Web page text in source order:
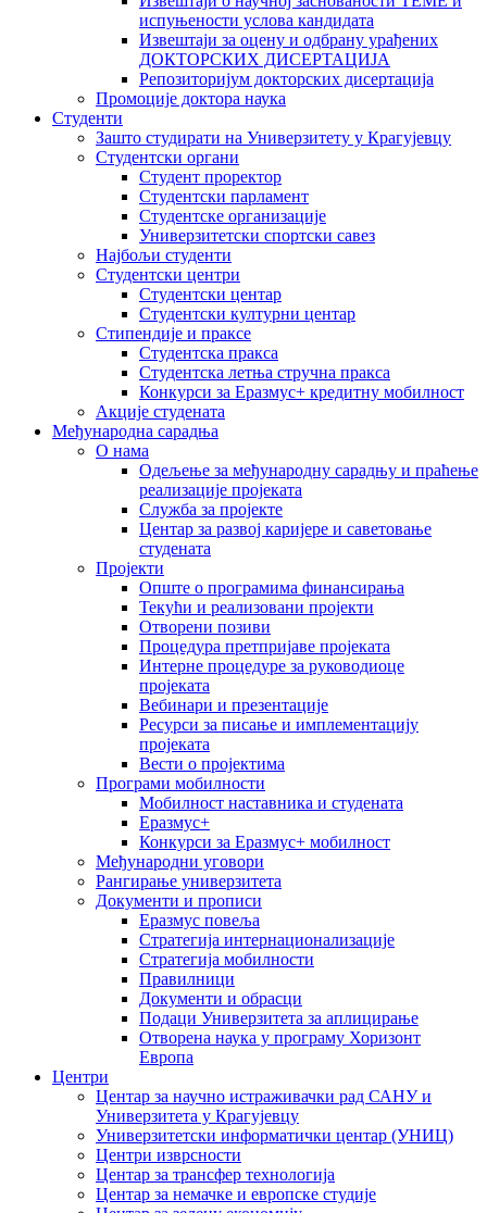
испуњености услова кандидата
Извештаји за оцену и одбрану урађених
ДОКТОРСКИХ ДИСЕРТАЦИЈА
Репозиторијум докторских дисертација
Промоције доктора наука
Студенти
Зашто студирати на Универзитету у Крагујевцу
Студентски органи
Студент проректор
Студентски парламент
Студентске организације
Универзитетски спортски савез
Најбољи студенти
Студентски центри
Студентски центар
Студентски културни центар
Стипендије и праксе
Студентска пракса
Студентска летња стручна пракса
Конкурси за Еразмус+ кредитну мобилност
Акције студената
Међународна сарадња
О нама
Одељење за међународну сарадњу и праћење
реализације пројеката
Служба за пројекте
Центар за развој каријере и саветовање
студената
Пројекти
Опште о програмима финансирања
Текући и реализовани пројекти
Отворени позиви
Процедура претпријаве пројеката
Интерне процедуре за руководиоце
пројеката
Вебинари и презентације
Ресурси за писање и имплементацију
пројеката
Вести о пројектима
Програми мобилности
Мобилност наставника и студената
Еразмус+
Конкурси за Еразмус+ мобилност
Међународни уговори
Рангирање универзитета
Документи и прописи
Еразмус повеља
Стратегија интернационализације
Стратегија мобилности
Правилници
Документи и обрасци
Подаци Универзитета за аплицирање
Отворена наука у програму Хоризонт
Европа
Центри
Центар за научно истраживачки рад САНУ и
Универзитета у Крагујевцу
Универзитетски информатички центар (УНИЦ)
Центри изврсности
Центар за трансфер технологија
Центар за немачке и европске студије